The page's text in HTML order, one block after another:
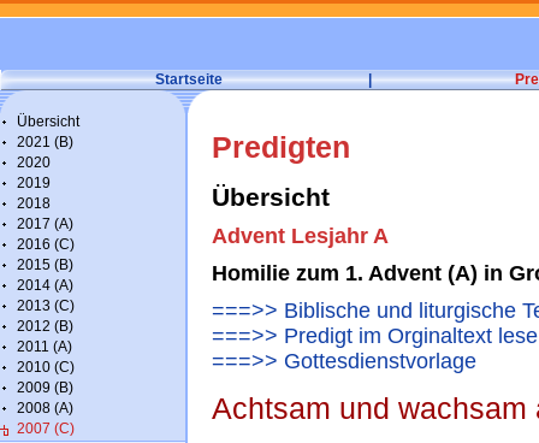
Startseite |
Übersicht
2021 (B)
2020
2019
2018
2017 (A)
2016 (C)
2015 (B)
2014 (A)
2013 (C)
2012 (B)
2011 (A)
2010 (C)
2009 (B)
2008 (A)
2007 (C)
Predigten
Übersicht
Advent Lesjahr A
Homilie zum 1. Advent (A) in
===>> Biblische und liturgische
===>> Predigt im Orginaltext
===>> Gottesdienstvorlage
Achtsam und wachsam